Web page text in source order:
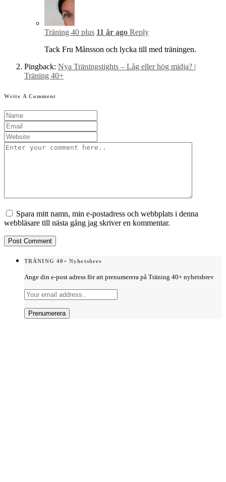
Träning 40 plus 11 år ago Reply
Tack Fru Månsson och lycka till med träningen.
Pingback: Nya Träningstights – Låg eller hög midja? |
Träning 40+
Write A Comment
Spara mitt namn, min e-postadress och webbplats i denna
webbläsare till nästa gång jag skriver en kommentar.
TRÄNING 40+ Nyhetsbrev
Ange din e-post adress för att prenumerera på Träning 40+ nyhetsbrev